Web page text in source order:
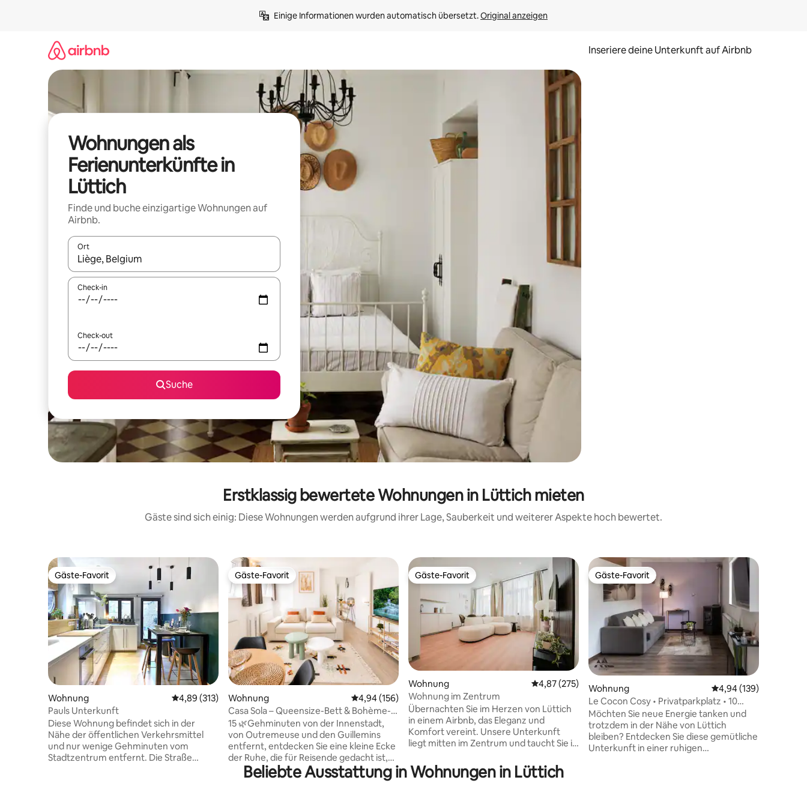
Einige Informationen wurden automatisch übersetzt. Original anzeigen
Inseriere deine Unterkunft auf Airbnb
Wohnungen als
Ferienunterkünfte in
Lüttich
Finde und buche einzigartige Wohnungen auf
Airbnb.
Ort
Wenn Ergebnisse verfügbar sind, navigiere mit den Pfeiltasten nach oben und unten oder erkunde die Ergebnisse durch Berühren oder Wischgesten.
Check-in
Check-out
Suche
Erstklassig bewertete Wohnungen in Lüttich mieten
Gäste sind sich einig: Diese Wohnungen werden aufgrund ihrer Lage, Sauberkeit und weiterer Aspekte hoch bewertet.
Gäste-Favorit
Gäste-Favorit
Wohnung Durchschnittliche Bewertung: 4,89 von 5, 313 Bewertungen
4,89 (313)
Pauls Unterkunft
Diese Wohnung befindet sich in der
Nähe der öffentlichen Verkehrsmittel
und nur wenige Gehminuten vom
Stadtzentrum entfernt. Die Straße
Gäste-Favorit
Gäste-Favorit
Wohnung Durchschnittliche Bewertung: 4,94 von 5, 156 Bewertungen
4,94 (156)
Casa Sola – Queensize-Bett & Bohème-
Stimmung
15 🌿Gehminuten von der Innenstadt,
von Outremeuse und den Guillemins
entfernt, entdecken Sie eine kleine Ecke
der Ruhe, die für Reisende gedacht ist,
die Komfort suchen, ohne sich zu
ruinieren ✨ 🧘‍♀️ Eine böhmische,
Gäste-Favorit
Gäste-Favorit
Wohnung Durchschnittliche Bewertung: 4,87 von 5, 275 Bewertungen
4,87 (275)
Wohnung im Zentrum
Übernachten Sie im Herzen von Lüttich
in einem Airbnb, das Eleganz und
Komfort vereint. Unsere Unterkunft
liegt mitten im Zentrum und taucht Sie in
Hochwertige Materialien, gemütliche
Atmosphäre und separater Eingang
Gäste-Favorit
Gäste-Favorit
Wohnung Durchschnittliche
4,94 (139)
Le Cocon Cosy • Privatparkplatz • 10
Minuten von Lüttich entfernt
Möchten Sie neue Energie tanken und
trotzdem in der Nähe von Lüttich
bleiben? Entdecken Sie diese gemütliche
Unterkunft in einer ruhigen
Beliebte Ausstattung in Wohnungen in Lüttich